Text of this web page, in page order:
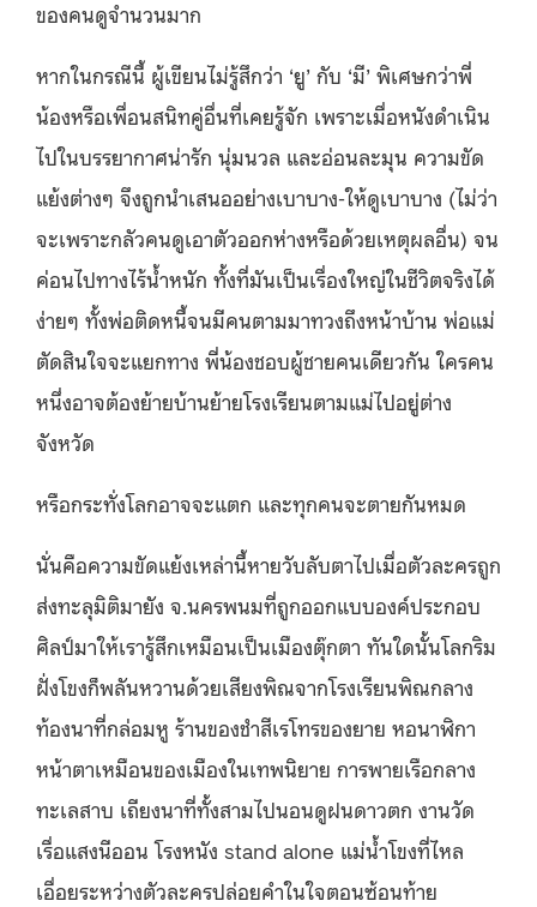
ของคนดูจำนวนมาก
หากในกรณีนี้ ผู้เขียนไม่รู้สึกว่า ‘ยู’ กับ ‘มี’ พิเศษกว่าพี่
น้องหรือเพื่อนสนิทคู่อื่นที่เคยรู้จัก เพราะเมื่อหนังดำเนิน
ไปในบรรยากาศน่ารัก นุ่มนวล และอ่อนละมุน ความขัด
แย้งต่างๆ จึงถูกนำเสนออย่างเบาบาง-ให้ดูเบาบาง (ไม่ว่า
จะเพราะกลัวคนดูเอาตัวออกห่างหรือด้วยเหตุผลอื่น) จน
ค่อนไปทางไร้น้ำหนัก ทั้งที่มันเป็นเรื่องใหญ่ในชีวิตจริงได้
ง่ายๆ ทั้งพ่อติดหนี้จนมีคนตามมาทวงถึงหน้าบ้าน พ่อแม่
ตัดสินใจจะแยกทาง พี่น้องชอบผู้ชายคนเดียวกัน ใครคน
หนึ่งอาจต้องย้ายบ้านย้ายโรงเรียนตามแม่ไปอยู่ต่าง
จังหวัด
หรือกระทั่งโลกอาจจะแตก และทุกคนจะตายกันหมด
นั่นคือความขัดแย้งเหล่านี้หายวับลับตาไปเมื่อตัวละครถูก
ส่งทะลุมิติมายัง จ.นครพนมที่ถูกออกแบบองค์ประกอบ
ศิลป์มาให้เรารู้สึกเหมือนเป็นเมืองตุ๊กตา ทันใดนั้นโลกริม
ฝั่งโขงก็พลันหวานด้วยเสียงพิณจากโรงเรียนพิณกลาง
ท้องนาที่กล่อมหู ร้านของชำสีเรโทรของยาย หอนาฬิกา
หน้าตาเหมือนของเมืองในเทพนิยาย การพายเรือกลาง
ทะเลสาบ เถียงนาที่ทั้งสามไปนอนดูฝนดาวตก งานวัด
เรื่อแสงนีออน โรงหนัง stand alone แม่น้ำโขงที่ไหล
เอื่อยระหว่างตัวละครปล่อยคำในใจตอนซ้อนท้าย